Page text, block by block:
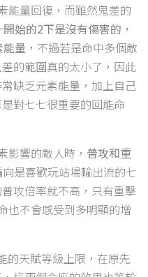
能量回復，而雖然鬼差的
開始的2下是沒有傷害的 ，
量 ，不過若是命中多個敵
的範圍真的太小了，因此
缺乏元素能量，加上自己
對七七很重要的回能命
影響的敵人時， 普攻和重
向是喜歡玩站場輸出流的七
攻倍率就不高，只有重擊
也不會感受到多明顯的增
的天賦等級上限，在原先